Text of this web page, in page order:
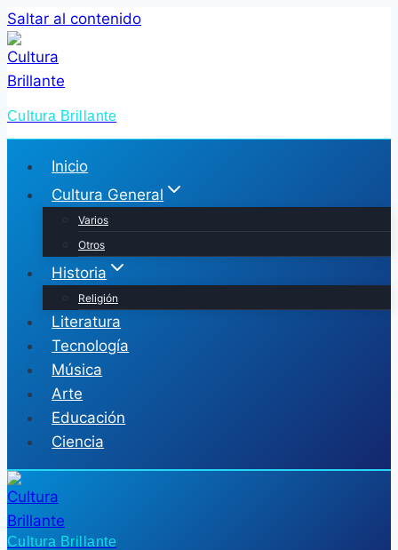
Saltar al contenido
Cultura Brillante
Inicio
Cultura General
Varios
Otros
Historia
Religión
Literatura
Tecnología
Música
Arte
Educación
Ciencia
Cultura Brillante